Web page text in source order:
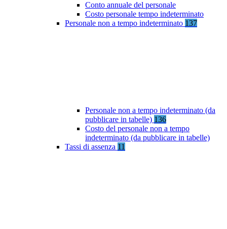
Conto annuale del personale
Costo personale tempo indeterminato
Personale non a tempo indeterminato 137
Personale non a tempo indeterminato (da
pubblicare in tabelle) 136
Costo del personale non a tempo
indeterminato (da pubblicare in tabelle)
Tassi di assenza 11